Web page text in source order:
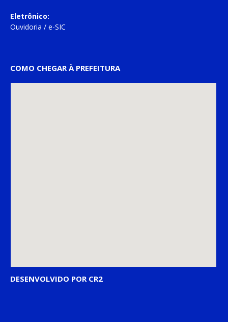
Eletrônico:
Ouvidoria / e-SIC
COMO CHEGAR À PREFEITURA
DESENVOLVIDO POR CR2